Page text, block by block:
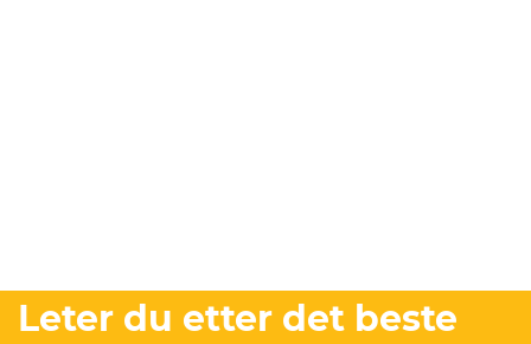
Leter du etter det beste